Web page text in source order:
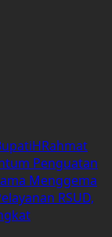
Penguatan
Menggema
RSUD,